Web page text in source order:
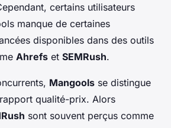
certains utilisateurs
manque de certaines
disponibles dans des outils
Ahrefs et SEMRush.
Mangools se distingue
qualité-prix. Alors
sont souvent perçus comme